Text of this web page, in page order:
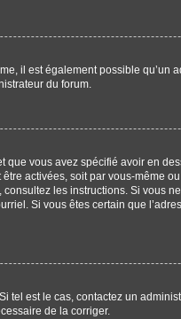
il est également possible qu’un
du forum.
vous avez spécifié avoir en
activées, soit par vous-même
les instructions. Si vous
Si vous êtes certain que
tel est le cas, contactez un
de la corriger.